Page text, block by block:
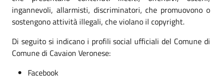
ingannevoli, allarmisti, discriminatori, che promuovono o
sostengono attività illegali, che violano il copyright.
Di seguito si indicano i profili social ufficiali del Comune di
Comune di Cavaion Veronese:
Facebook